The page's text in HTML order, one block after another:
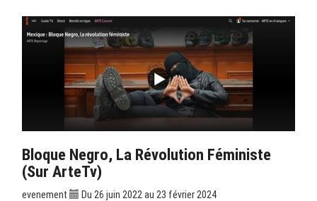
Bloque Negro, La Révolution Féministe
(sur ArteTv)
evenement
Du 26 juin 2022 au 23 février 2024